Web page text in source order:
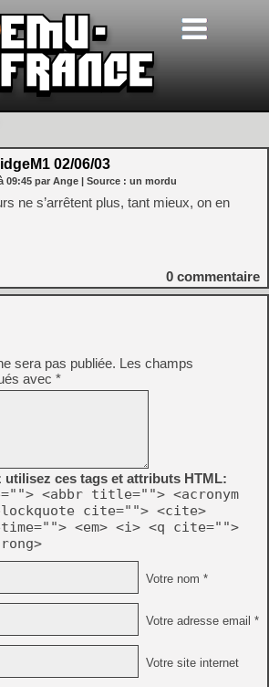
02/06/03
09:45 par Ange | Source : un mordu
ne s’arrêtent plus, tant mieux, on en
0 commentaire
sera pas publiée. Les champs
avec *
utilisez ces tags et attributs HTML:
<abbr title=""> <acronym
cite=""> <cite>
<em> <i> <q cite="">
Votre nom *
Votre adresse email *
Votre site internet